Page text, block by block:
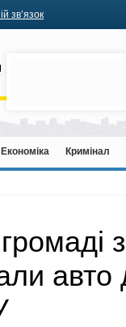
зв’язок
Економіка Кримінал
з
авто